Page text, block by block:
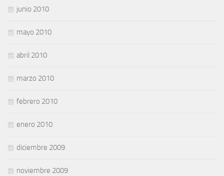
junio 2010
mayo 2010
abril 2010
marzo 2010
febrero 2010
enero 2010
diciembre 2009
noviembre 2009